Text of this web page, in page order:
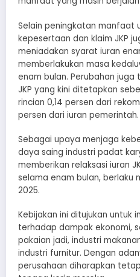
Selain peningkatan manfaat
kepesertaan dan klaim JKP
meniadakan syarat iuran
memberlakukan masa
enam bulan. Perubahan
JKP yang kini ditetapkan
rincian 0,14 persen dari
persen dari iuran pemerintah.
Sebagai upaya menjaga
daya saing industri padat
memberikan relaksasi iuran
selama enam bulan, berlaku
2025.
Kebijakan ini ditujukan untuk
terhadap dampak ekonomi,
pakaian jadi, industri
industri furnitur. Dengan
perusahaan diharapkan